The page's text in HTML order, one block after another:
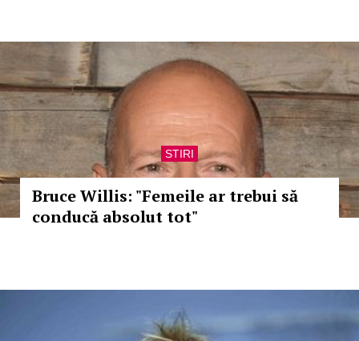
STIRI
Bruce Willis: "Femeile ar trebui să
conducă absolut tot"